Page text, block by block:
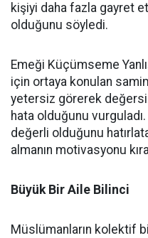
kişiyi daha fazla gayret
olduğunu söyledi.
Emeği Küçümseme
için ortaya konulan
yetersiz görerek
hata olduğunu vurguladı.
değerli olduğunu
almanın motivasyonu
Büyük Bir Aile Bilinci
Müslümanların kolektif